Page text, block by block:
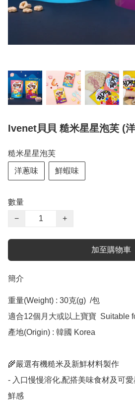
Ivenet貝貝 糙米星星泡芙 (
糙米星星泡芙
洋蔥味 鮮蝦味
數量
−
+
加至購物車
簡介
重量(Weight) : 30克(g)  /包
適合12個月大或以上寶寶  Suitable
產地(Origin) : 韓國 Korea
🌾嚴選有機糙米及新鮮材料製作
- 入口慢慢溶化,配搭美味食材及可
鮮感